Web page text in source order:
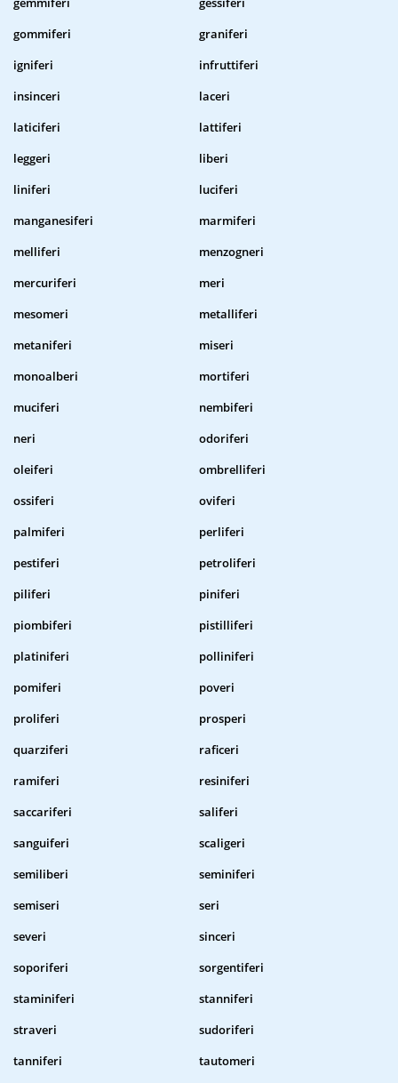
gommiferi
graniferi
igniferi
infruttiferi
insinceri
laceri
laticiferi
lattiferi
leggeri
liberi
liniferi
luciferi
manganesiferi
marmiferi
melliferi
menzogneri
mercuriferi
meri
mesomeri
metalliferi
metaniferi
miseri
monoalberi
mortiferi
muciferi
nembiferi
neri
odoriferi
oleiferi
ombrelliferi
ossiferi
oviferi
palmiferi
perliferi
pestiferi
petroliferi
piliferi
piniferi
piombiferi
pistilliferi
platiniferi
polliniferi
pomiferi
poveri
proliferi
prosperi
quarziferi
raficeri
ramiferi
resiniferi
saccariferi
saliferi
sanguiferi
scaligeri
semiliberi
seminiferi
semiseri
seri
severi
sinceri
soporiferi
sorgentiferi
staminiferi
stanniferi
straveri
sudoriferi
tanniferi
tautomeri